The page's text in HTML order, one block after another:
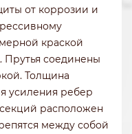
от коррозии и
краской
Прутья соединены
Толщина
усиления ребер
расположен
между собой